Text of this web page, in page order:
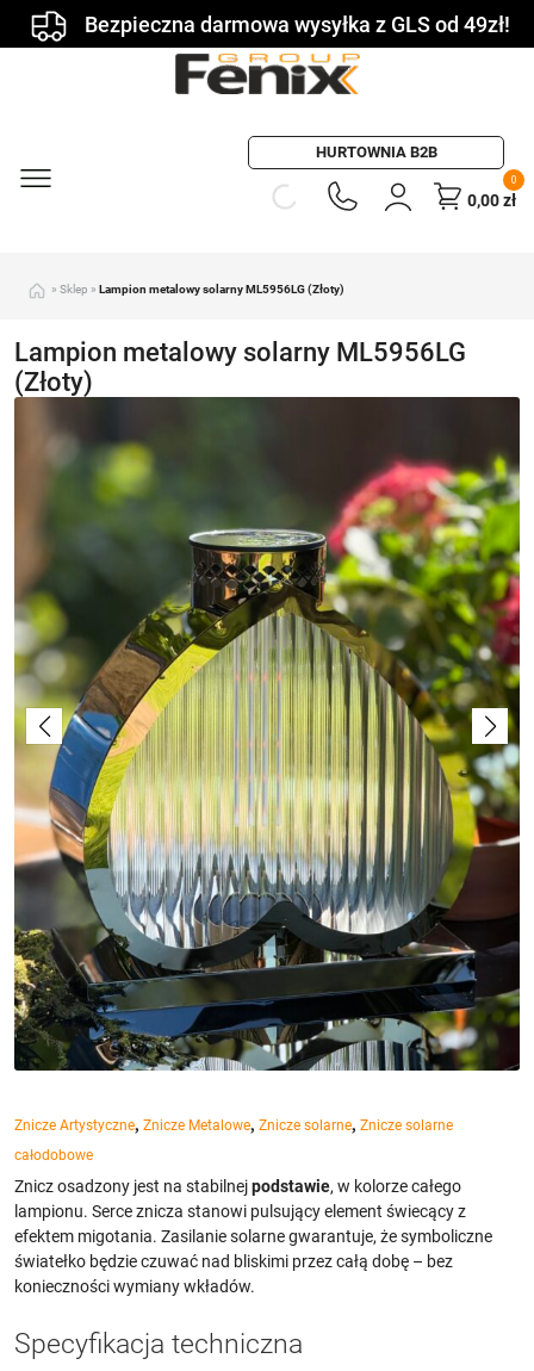
Bezpieczna darmowa wysyłka z GLS od 49zł!
HURTOWNIA B2B
0
0,00zł
» Sklep » Lampion metalowy solarny ML5956LG (Złoty)
Lampion metalowy solarny ML5956LG
(Złoty)
Znicze Artystyczne, Znicze Metalowe, Znicze solarne, Znicze solarne
całodobowe
Znicz osadzony jest na stabilnejpodstawie, w kolorze całego
lampionu. Serce znicza stanowi pulsujący element świecący z
efektem migotania. Zasilanie solarne gwarantuje, że symboliczne
światełko będzie czuwać nad bliskimi przez całą dobę – bez
konieczności wymiany wkładów.
Specyfikacja techniczna